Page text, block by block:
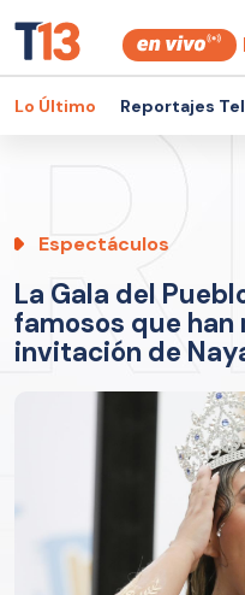
Lo Último Reportajes
Espectáculos
La Gala del
famosos que han
invitación de